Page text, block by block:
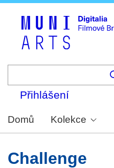
Přihlášení
Domů Kolekce
Challenge